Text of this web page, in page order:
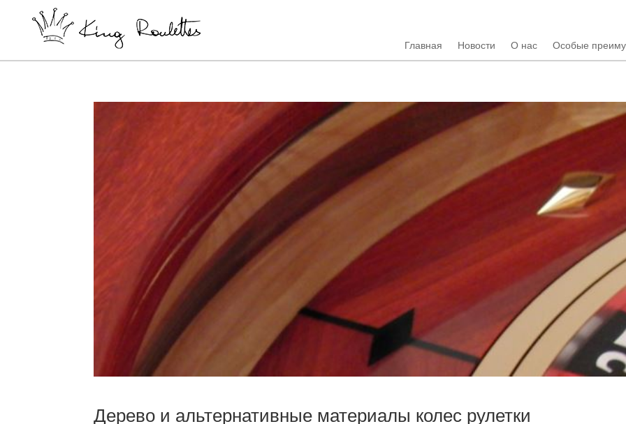
Главная Новости О нас Особые
Дерево и альтернативные материалы колес рулетки